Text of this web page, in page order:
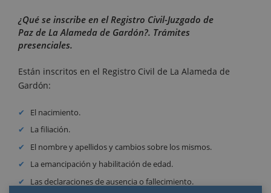
¿Qué se inscribe en el Registro Civil-Juzgado de
Paz de La Alameda de Gardón?. Trámites
presenciales.
Están inscritos en el Registro Civil de La Alameda de
Gardón:
El nacimiento.
La filiación.
El nombre y apellidos y cambios sobre los mismos.
La emancipación y habilitación de edad.
Las declaraciones de ausencia o fallecimiento.